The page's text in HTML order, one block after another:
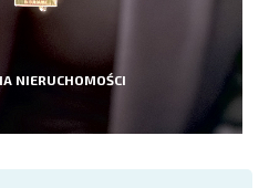
NIERUCHOMOŚCI